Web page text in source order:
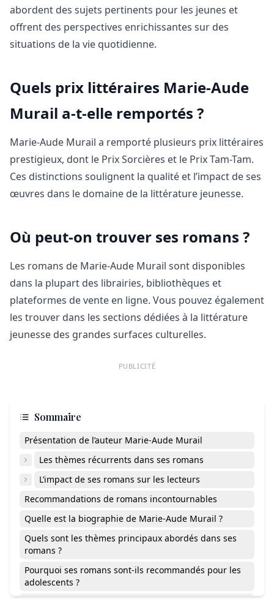
abordent des sujets pertinents pour les jeunes et
offrent des perspectives enrichissantes sur des
situations de la vie quotidienne.
Quels prix littéraires Marie-Aude
Murail a-t-elle remportés ?
Marie-Aude Murail a remporté plusieurs prix littéraires
prestigieux, dont le Prix Sorcières et le Prix Tam-Tam.
Ces distinctions soulignent la qualité et l’impact de ses
œuvres dans le domaine de la littérature jeunesse.
Où peut-on trouver ses romans ?
Les romans de Marie-Aude Murail sont disponibles
dans la plupart des librairies, bibliothèques et
plateformes de vente en ligne. Vous pouvez également
les trouver dans les sections dédiées à la littérature
jeunesse des grandes surfaces culturelles.
PUBLICITÉ
Sommaire
Présentation de l’auteur Marie-Aude Murail
Les thèmes récurrents dans ses romans
L’impact de ses romans sur les lecteurs
Recommandations de romans incontournables
Quelle est la biographie de Marie-Aude Murail ?
Quels sont les thèmes principaux abordés dans ses
romans ?
Pourquoi ses romans sont-ils recommandés pour les
adolescents ?